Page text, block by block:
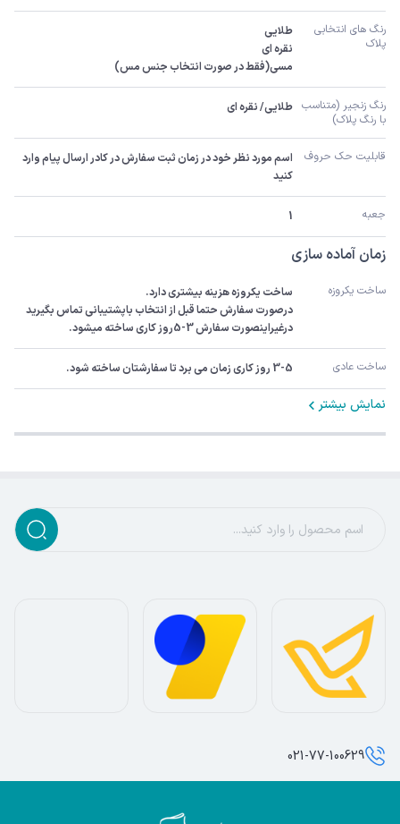
پلاک
مسی(فقط در صورت انتخاب جنس مس)
با رنگ پلاک)
طلایی/ نقره ای
قابلیت حک حروف
کنید
جعبه 1
زمان آماده سازی
ساخت یکروزه
درغیراینصورت سفارش 3-5روز کاری ساخته میشود.
ساخت عادی 3-5 روز کاری زمان می برد تا سفارشتان ساخته شود.
نمایش بیشتر
021-77-100629